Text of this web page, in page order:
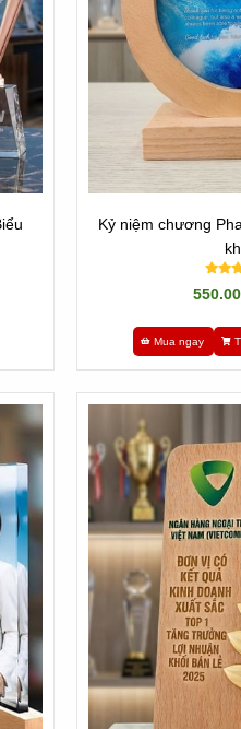
Niệm Chương
vụ trực tuyến, việc mua sản
đáng tin tưởng để đặt làm kỷ
kết về chất lượng và giá cả hợp
Kỷ niệm chương
Mua ngay